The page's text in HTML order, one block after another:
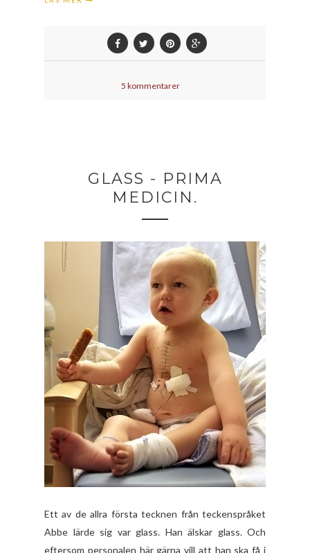
5 kommentarer
GLASS - PRIMA
MEDICIN.
Ett av de allra första tecknen från teckenspråket
Abbe lärde sig var glass. Han älskar glass. Och
eftersom personalen här gärna vill att han ska få i